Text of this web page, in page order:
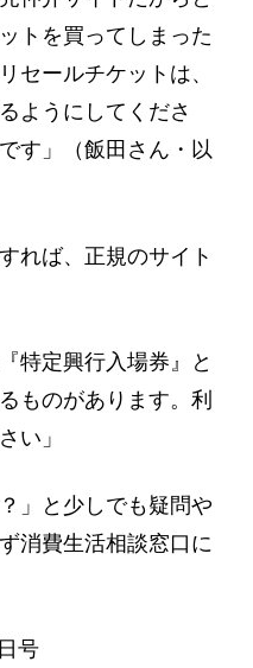
トを買ってしまった
セールチケットは、
ようにしてくださ
す」（飯田さん・以
れば、正規のサイト
特定興行入場券』と
ものがあります。利
い」
」と少しでも疑問や
消費生活相談窓口に
号